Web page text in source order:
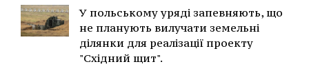
У польському уряді запевняють, що
не планують вилучати земельні
ділянки для реалізації проекту
"Східний щит".